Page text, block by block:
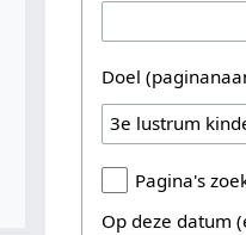
Doel
Pagina's
Op deze datum